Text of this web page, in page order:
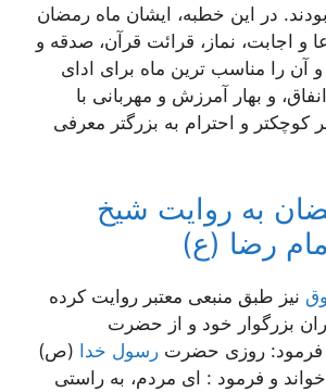
در این خطبه، ایشان ماه رمضان
و اجابت، نماز، قرائت‌ قرآن‌، صدقه‌ و
آن را مناسب ترین ماه برای ادای‌
و بهار آمرزش‌ و مهربانی با
و احترام‌ به بزرگتر معرفی
به روایت شیخ
رضا (ع)
نیز طبق منبعی معتبر روایت کرده
بزرگوار خود و از حضرت
فرمود: روزی حضرت رسول خدا (ص)
و فرمود : ای مردم، به راستی